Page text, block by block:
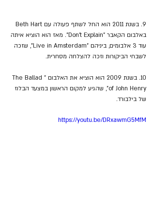
באלבום הקאבר "Don't Explain". מאז הוא הוציא איתה
עוד 3 אלבומים, ביניהם "Live in Amsterdam", שזכה
לשבחי הביקורות וזכה להצלחה מסחרית.
10. בשנת 2009 הוא הוציא את האלבום "The Ballad
of John Henry", שהגיע למקום הראשון במצעד הבלוז
של בילבורד.
https://youtu.be/DRxawmG5MfM